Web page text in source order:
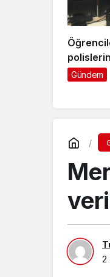
Gündem
2